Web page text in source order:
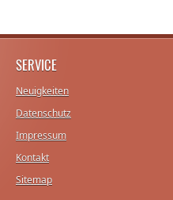
SERVICE
Neuigkeiten
Datenschutz
Impressum
Kontakt
Sitemap